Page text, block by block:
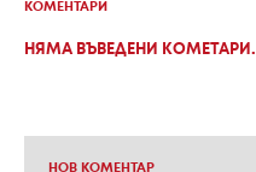
КОМЕНТАРИ
НЯМА ВЪВЕДЕНИ КОМЕТАРИ.
НОВ КОМЕНТАР